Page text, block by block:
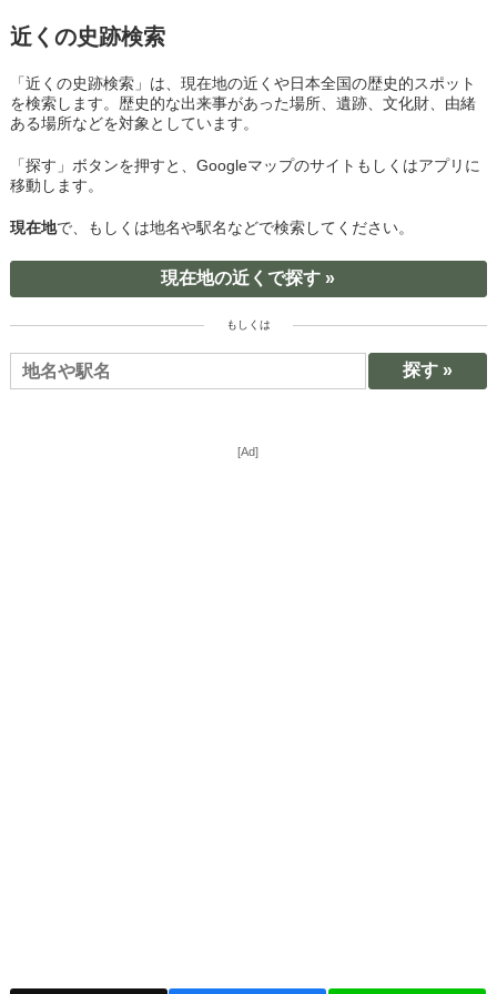
近くの史跡検索
「近くの史跡検索」は、現在地の近くや日本全国の歴史的スポット
を検索します。歴史的な出来事があった場所、遺跡、文化財、由緒
ある場所などを対象としています。
「探す」ボタンを押すと、Googleマップのサイトもしくはアプリに
移動します。
現在地で、もしくは地名や駅名などで検索してください。
現在地の近くで探す »
もしくは
[Ad]